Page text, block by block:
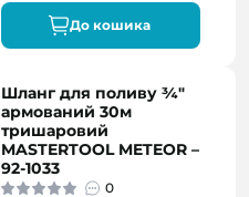
До кошика
Шланг для поливу ¾"
армований 30м
тришаровий
MASTERTOOL METEOR –
92-1033
0